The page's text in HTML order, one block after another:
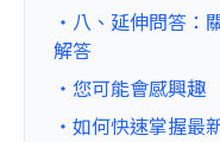
・八、延伸問答
解答
・您可能會感興趣
・如何快速掌握最